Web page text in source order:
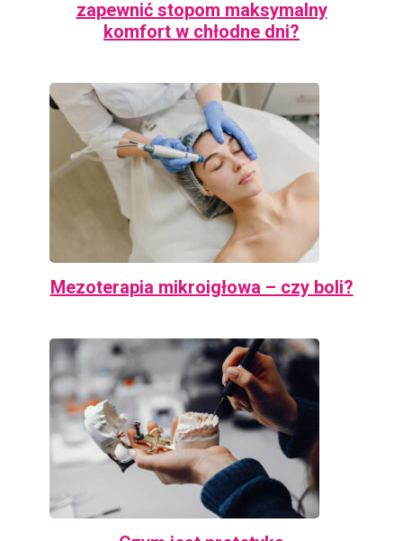
zapewnić stopom maksymalny
komfort w chłodne dni?
Mezoterapia mikroigłowa – czy boli?